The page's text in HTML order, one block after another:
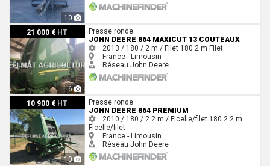
10
21 000 € HT
6
John Deere 864 MAXICUT 13 COUTEAUX
Presse ronde
JOHN DEERE 864 MAXICUT 13 COUTEAUX
2013 / 180 / 2 m / Filet 180 2 m Filet
France - Limousin
Réseau John Deere
10 900 € HT
10
John Deere 864 PREMIUMPresse ronde
JOHN DEERE 864 PREMIUM
2010 / 180 / 2.2 m / Ficelle/filet 180 2.2 m
Ficelle/filet
France - Limousin
Réseau John Deere